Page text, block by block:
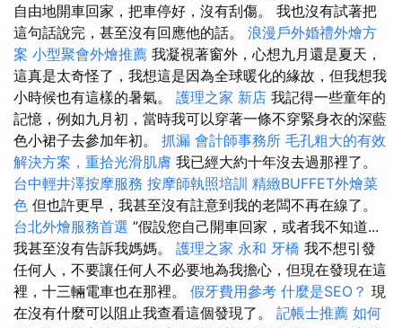
自由地開車回家，把車停好，沒有刮傷。 我也沒有試著把
這句話說完，甚至沒有回應他的話。 浪漫戶外婚禮外燴方
案 小型聚會外燴推薦 我凝視著窗外，心想九月還是夏天，
這真是太奇怪了，我想這是因為全球暖化的緣故，但我想我
小時候也有這樣的暑氣。 護理之家 新店 我記得一些童年的
記憶，例如九月初，當時我可以穿著一條不穿緊身衣的深藍
色小裙子去參加年初。 抓漏 會計師事務所 毛孔粗大的有效
解決方案，重拾光滑肌膚 我已經大約十年沒去過那裡了。
台中輕井澤按摩服務 按摩師執照培訓 精緻BUFFET外燴菜
色 但也許更早，我甚至沒有註意到我的老闆不再在線了。
台北外燴服務首選 ”假設您自己開車回家，或者我不知道...
我甚至沒有告訴我媽媽。 護理之家 永和 牙橋 我不想引發
任何人，不要讓任何人不必要地為我擔心，但現在發現在這
裡，十三輛電車也在那裡。 假牙費用參考 什麼是SEO？ 現
在沒有什麼可以阻止我查看這個發現了。 記帳士推薦 如何